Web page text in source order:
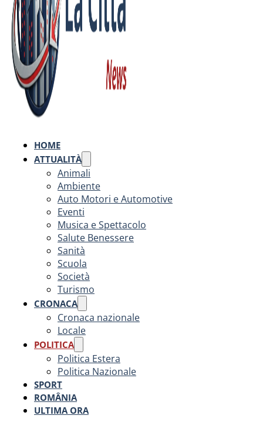
HOME
ATTUALITÀ
Animali
Ambiente
Auto Motori e Automotive
Eventi
Musica e Spettacolo
Salute Benessere
Sanità
Scuola
Società
Turismo
CRONACA
Cronaca nazionale
Locale
POLITICA
Politica Estera
Politica Nazionale
SPORT
ROMÂNIA
ULTIMA ORA